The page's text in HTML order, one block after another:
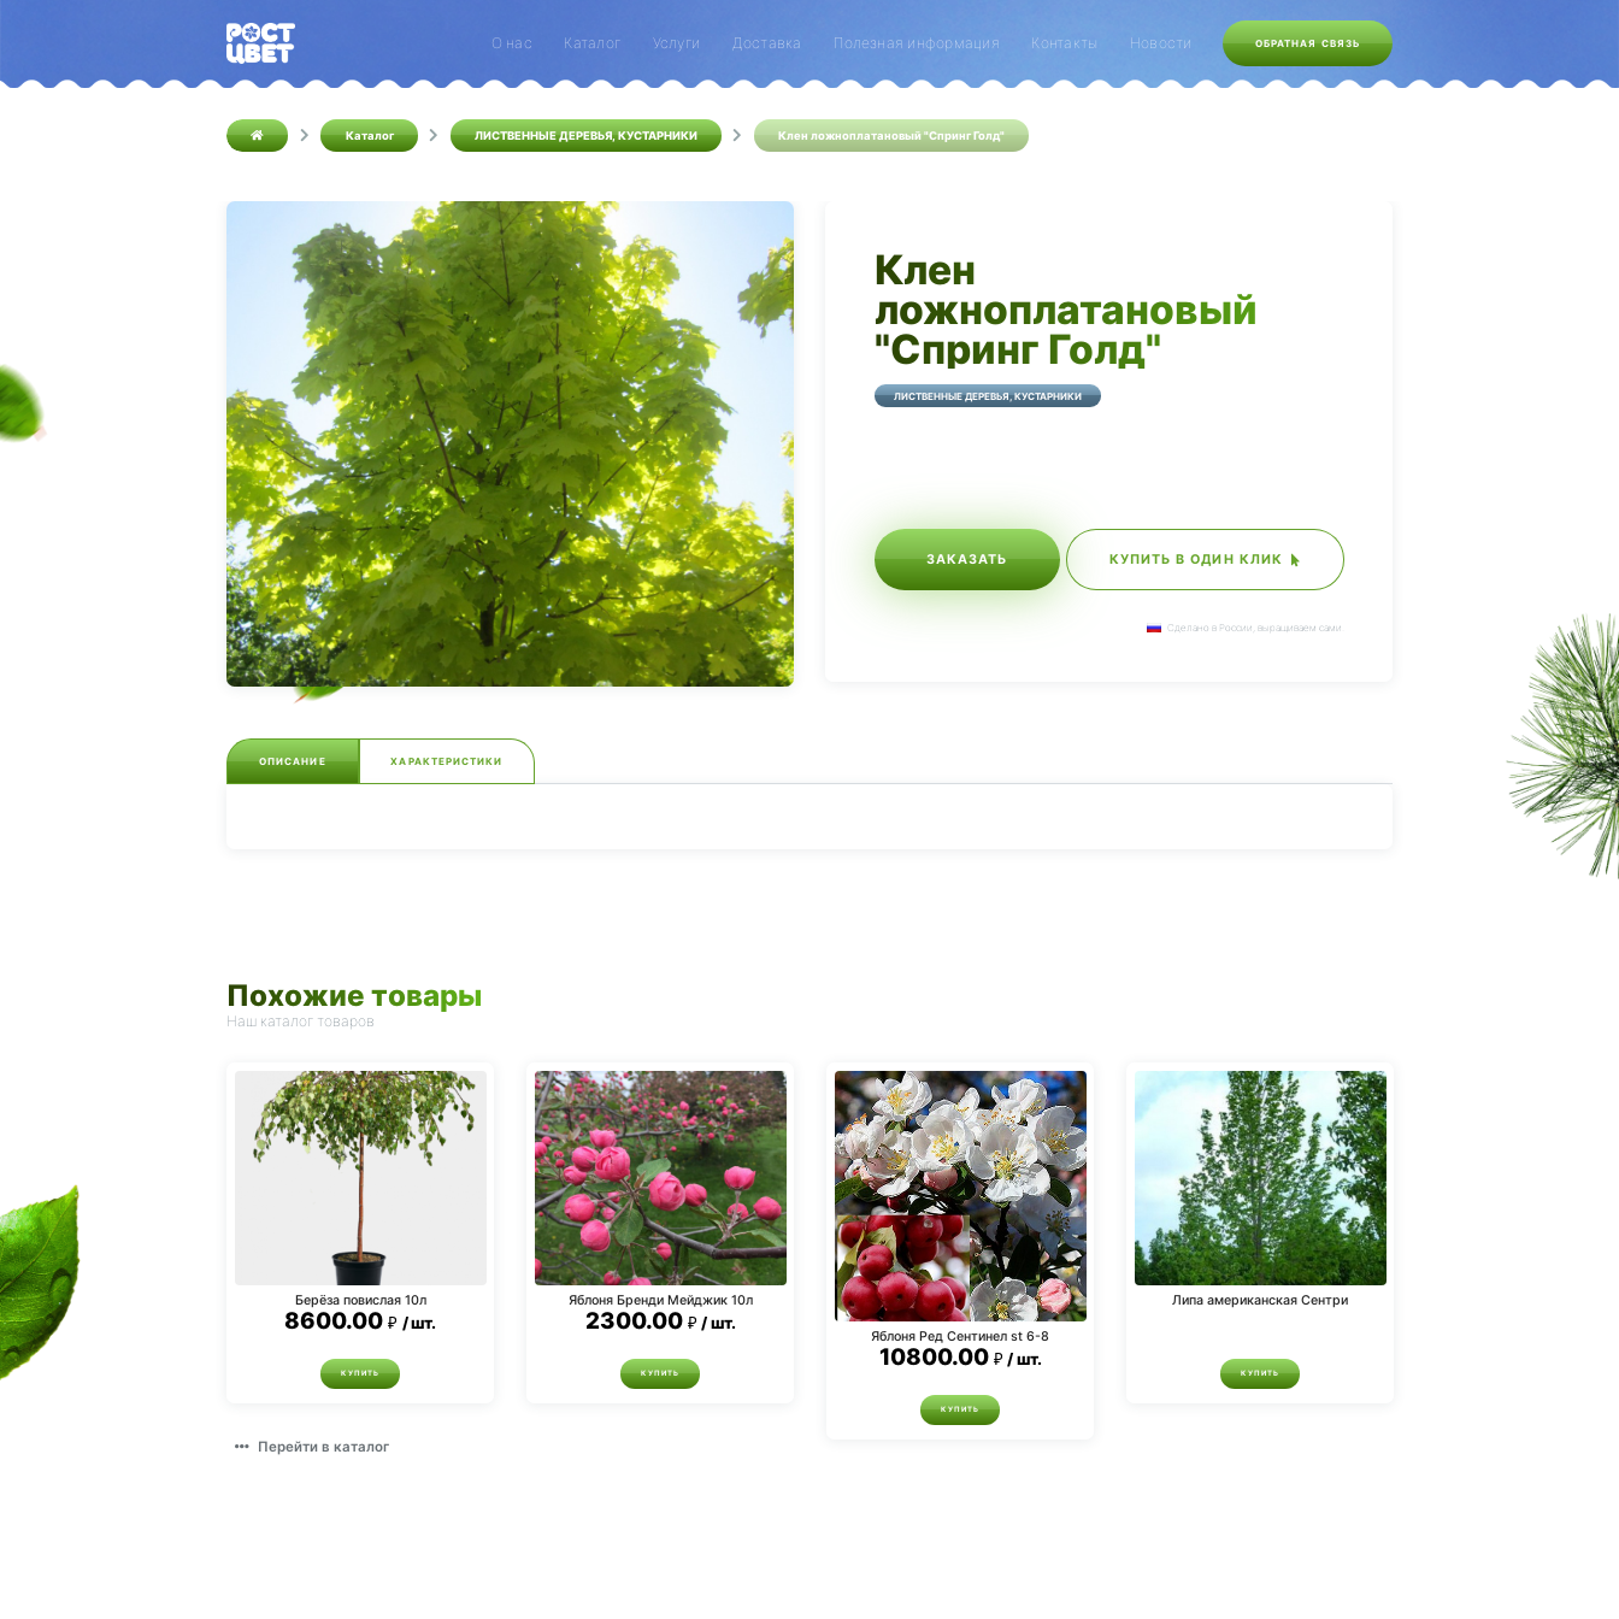
О нас Каталог Услуги Доставка Полезная информация Контакты Новости ОБРАТНАЯ СВЯЗЬ
Каталог ЛИСТВЕННЫЕ ДЕРЕВЬЯ, КУСТАРНИКИ Клен ложноплатановый "Спринг Голд"
Клен
ложноплатановый
"Спринг Голд"
ЛИСТВЕННЫЕ ДЕРЕВЬЯ, КУСТАРНИКИ
ЗАКАЗАТЬ КУПИТЬ В ОДИН КЛИК
Сделано в России, выращиваем сами.
ОПИСАНИЕ ХАРАКТЕРИСТИКИ
Похожие товары
Наш каталог товаров
Берёза повислая 10л
8600.00 шт.
КУПИТЬ
Яблоня Бренди Мейджик 10л
2300.00 шт.
КУПИТЬ
Яблоня Ред Сентинел st 6-8
10800.00 шт.
КУПИТЬ
Липа американская Сентри
КУПИТЬ
Перейти в каталог